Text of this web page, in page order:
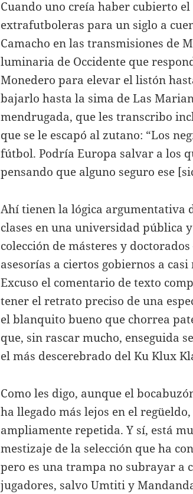
Cuando uno creía haber cubierto
extrafutboleras para un siglo a
Camacho en las transmisiones de
luminaria de Occidente que
Monedero para elevar el listón
bajarlo hasta la sima de Las
mendrugada, que les transcribo
que se le escapó al zutano: “Los
fútbol. Podría Europa salvar a los
pensando que alguno seguro ese
Ahí tienen la lógica argumentativa
clases en una universidad pública
colección de másteres y
asesorías a ciertos gobiernos a
Excuso el comentario de texto
tener el retrato preciso de una
el blanquito bueno que chorrea
que, sin rascar mucho, enseguida
el más descerebrado del Ku Klux
Como les digo, aunque el
ha llegado más lejos en el
ampliamente repetida. Y sí, está
mestizaje de la selección que ha
pero es una trampa no subrayar a
jugadores, salvo Umtiti y